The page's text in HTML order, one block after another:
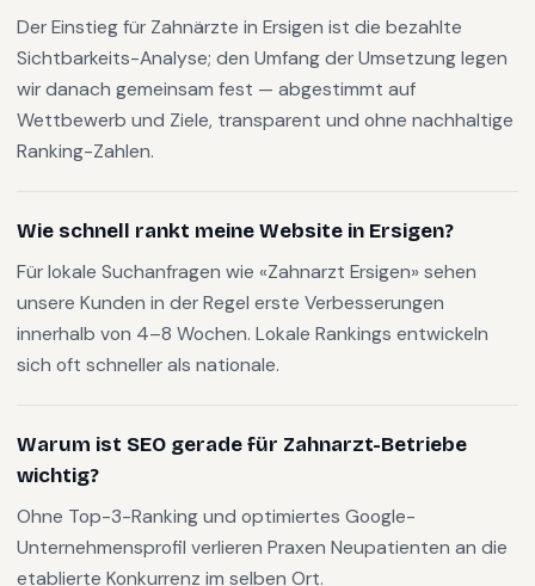
Der Einstieg für Zahnärzte in Ersigen ist die bezahlte
Sichtbarkeits-Analyse; den Umfang der Umsetzung legen
wir danach gemeinsam fest — abgestimmt auf
Wettbewerb und Ziele, transparent und ohne nachhaltige
Ranking-Zahlen.
Wie schnell rankt meine Website in Ersigen?
Für lokale Suchanfragen wie «Zahnarzt Ersigen» sehen
unsere Kunden in der Regel erste Verbesserungen
innerhalb von 4–8 Wochen. Lokale Rankings entwickeln
sich oft schneller als nationale.
Warum ist SEO gerade für Zahnarzt-Betriebe
wichtig?
Ohne Top-3-Ranking und optimiertes Google-
Unternehmensprofil verlieren Praxen Neupatienten an die
etablierte Konkurrenz im selben Ort.